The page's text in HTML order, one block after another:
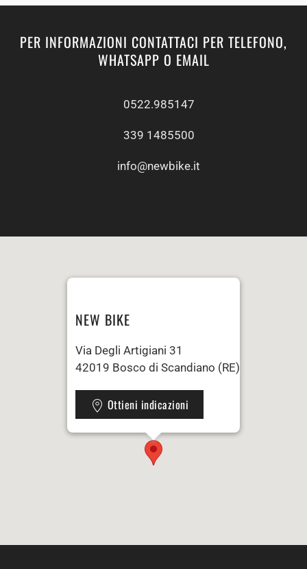
PER INFORMAZIONI CONTATTACI PER TELEFONO,
WHATSAPP O EMAIL
0522.985147
339 1485500
info@newbike.it
NEW BIKE
Via Degli Artigiani 31
42019 Bosco di Scandiano (RE)
Ottieni indicazioni